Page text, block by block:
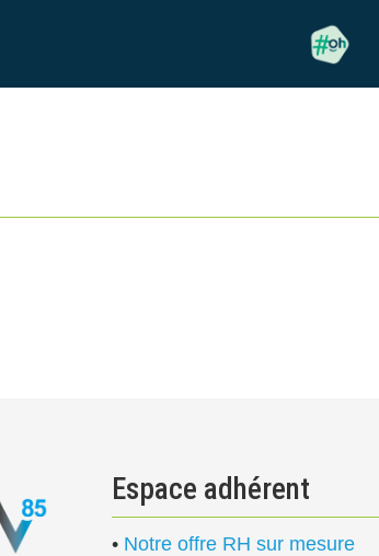
Espace adhérent
• Notre offre RH sur mesure